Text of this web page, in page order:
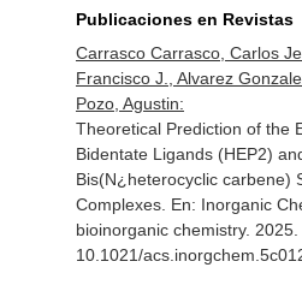
Publicaciones en Revistas
Carrasco Carrasco, Carlos
Francisco J., Alvarez
Pozo, Agustin:
Theoretical Prediction of the
Bidentate Ligands (HEP2)
Bis(N¿heterocyclic carbene)
Complexes. En: Inorganic
bioinorganic chemistry. 2025.
10.1021/